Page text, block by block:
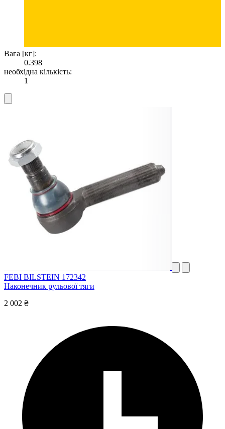
Вага [кг]:
0.398
необхідна кількість:
1
FEBI BILSTEIN 172342
Наконечник рульової тяги
2 002 ₴